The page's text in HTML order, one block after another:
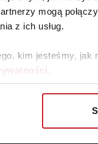
mogą
z ich usług.
kim jesteśmy,
o Certyfikat
tylko i